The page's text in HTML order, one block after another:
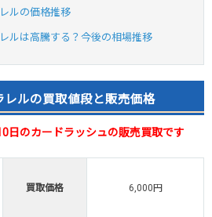
ルの価格推移
ルは高騰する？今後の相場推移
レルの買取値段と販売価格
日のカードラッシュの販売買取です
買取価格 6,000円